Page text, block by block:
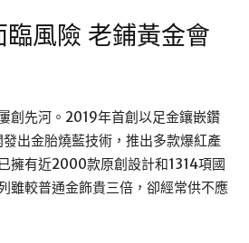
風險 老鋪黃金會
創先河。2019年首創以足金鑲嵌鑽
出金胎燒藍技術，推出多款爆紅產
擁有近2000款原創設計和1314項國
雖較普通金飾貴三倍，卻經常供不應